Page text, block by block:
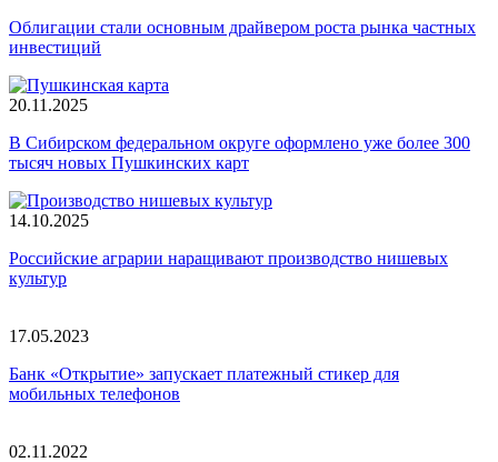
Облигации стали основным драйвером роста рынка частных
инвестиций
20.11.2025
В Сибирском федеральном округе оформлено уже более 300
тысяч новых Пушкинских карт
14.10.2025
Российские аграрии наращивают производство нишевых
культур
17.05.2023
Банк «Открытие» запускает платежный стикер для
мобильных телефонов
02.11.2022